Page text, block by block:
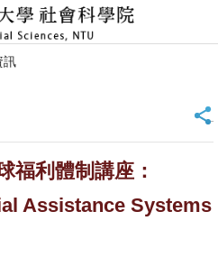
訊
_
福利體制講座：
Assistance Systems